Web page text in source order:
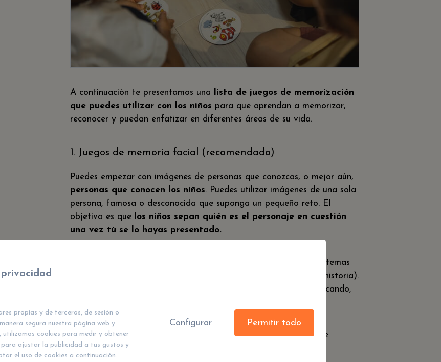
A continuación te presentamos una
lista de juegos de memorización
que puedes utilizar con los niños para que aprendan a memorizar,
reconocer y puedan enfatizar en diferentes áreas de su vida.
1. Juegos de memoria facial (recomendado)
Puedes empezar con imágenes de personas que conozcas, o mejor aún,
personas que conocen los niños. Puedes utilizar imágenes de una sola
persona, famosa o desconocida que suponga un pequeño reto. El
objetivo es que l os niños sepan quién es el personaje en cuestión
una vez tú se lo hayas presentado.
Puedes utilizar imágenes de diferentes personajes de diferentes temas
(Por ejemplo de personajes de cuentos infantiles y de libros de historia).
Se los presentas en pequeñas tandas y una vez los vaya identificando,
Mientras más personajes reconozca, mayor será la capacidad de
memorización del niño.
propias y de terceros, de sesión o
segura nuestra página web y
utilizamos cookies para medir y obtener
ajustar la publicidad a tus gustos y
el uso de cookies a continuación.
Configurar Permitir todo